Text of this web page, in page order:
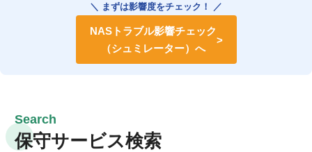
＼ まずは影響度をチェック！ ／
NASトラブル影響チェック
（シュミレーター）へ
保守サービス検索